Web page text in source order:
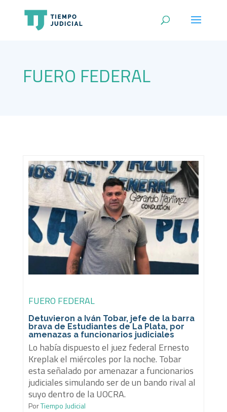
FUERO FEDERAL
FUERO FEDERAL
Detuvieron a Iván Tobar, jefe de la barra
brava de Estudiantes de La Plata, por
amenazas a funcionarios judiciales
Lo había dispuesto el juez federal Ernesto
Kreplak el miércoles por la noche. Tobar
esta señalado por amenazar a funcionarios
judiciales simulando ser de un bando rival al
suyo dentro de la UOCRA.
PorTiempo Judicial